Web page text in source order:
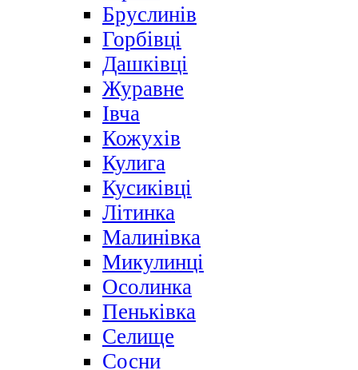
Бруслинів
Горбівці
Дашківці
Журавне
Івча
Кожухів
Кулига
Кусиківці
Літинка
Малинівка
Микулинці
Осолинка
Пеньківка
Селище
Сосни